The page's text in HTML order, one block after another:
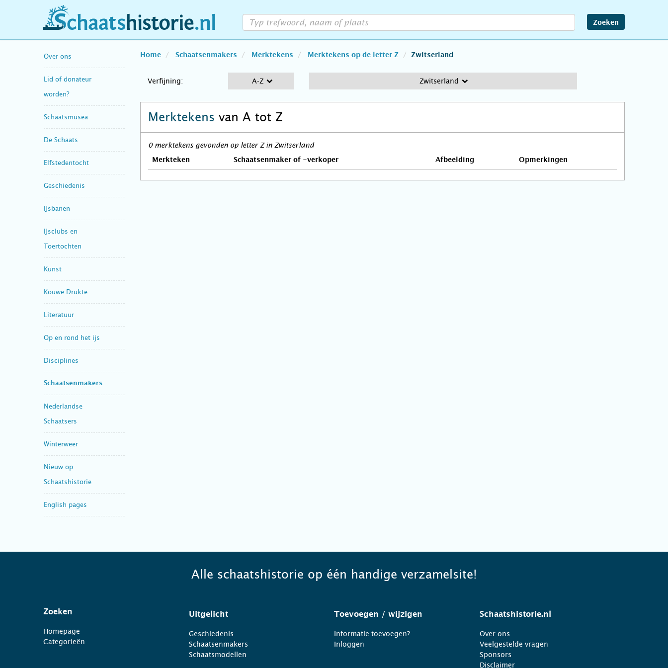
schaatshistorie.nl Zoeken
Over ons
Lid of donateur
worden?
Schaatsmusea
De Schaats
Elfstedentocht
Geschiedenis
IJsbanen
IJsclubs en
Toertochten
Kunst
Kouwe Drukte
Literatuur
Op en rond het ijs
Disciplines
Schaatsenmakers
Nederlandse
Schaatsers
Winterweer
Nieuw op
Schaatshistorie
English pages
Home Schaatsenmakers Merktekens Merktekens op de letter Z Zwitserland
Verfijning: A-Z Zwitserland
Merktekens van A tot Z
0 merktekens gevonden op letter Z in Zwitserland
Merkteken Schaatsenmaker of -verkoper Afbeelding Opmerkingen
Alle schaatshistorie op één handige verzamelsite!
Zoeken
Homepage
Categorieën
Uitgelicht
Geschiedenis
Schaatsenmakers
Schaatsmodellen
Toevoegen / wijzigen
Informatie toevoegen?
Inloggen
Schaatshistorie.nl
Over ons
Veelgestelde vragen
Sponsors
Disclaimer